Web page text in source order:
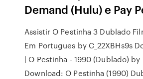
Demand (Hulu) e Pay
Assistir O Pestinha 3 Dublado
Em Portugues by C_22XBHs9s
| O Pestinha - 1990 (Dublado)
Download: O Pestinha (1990)